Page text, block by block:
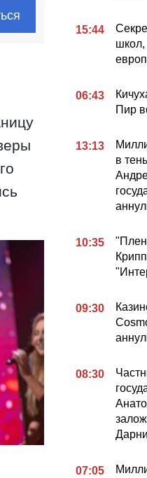
15:44
06:43
Пир
13:13
в
10:35
09:30
08:30
07:05